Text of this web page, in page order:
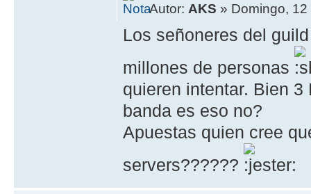
Autor: AKS » Domingo,
Los señoneres del
millones de personas
quieren intentar. Bien
banda es eso no?
Apuestas quien cree
servers??????